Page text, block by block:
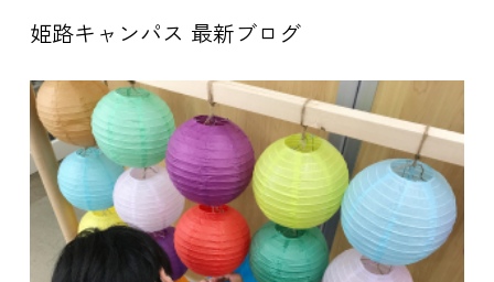
姫路キャンパス 最新ブログ